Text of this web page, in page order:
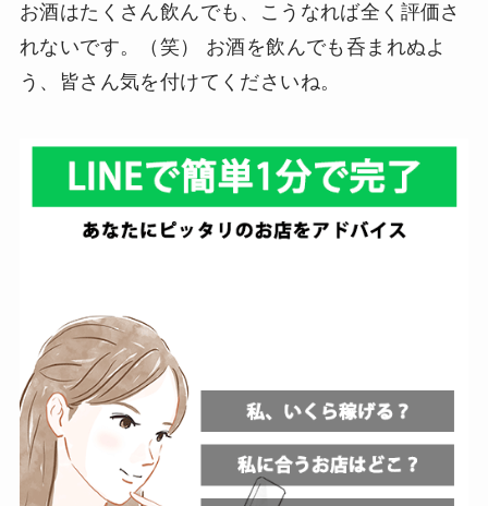
お酒はたくさん飲んでも、こうなれば全く評価さ
れないです。（笑） お酒を飲んでも呑まれぬよ
う、皆さん気を付けてくださいね。